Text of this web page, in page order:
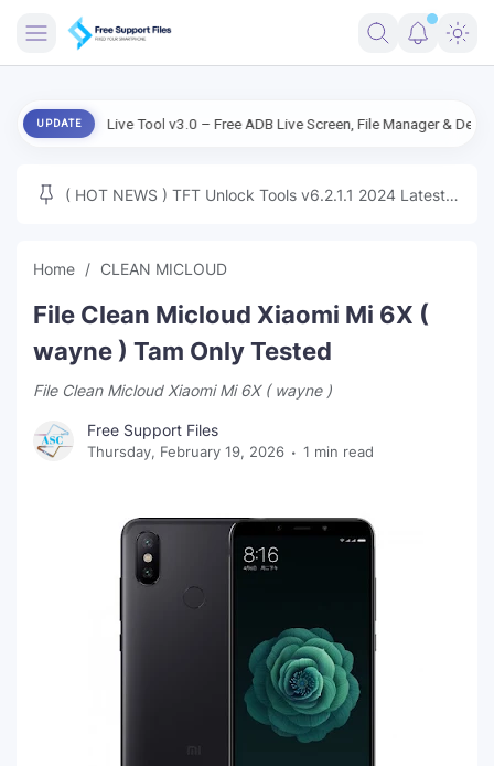
ENG FIRMWARE
MICLOUD
NEXT
TUTORIAL
FFU UFI
UPDATE
Live Tool v3.0 – Free ADB Live Screen, File Manager & Device
( HOT NEWS ) TFT Unlock Tools v6.2.1.1 2024 Latest
Home CLEAN MICLOUD
File Clean Micloud Xiaomi Mi 6X (
wayne ) Tam Only Tested
File Clean Micloud Xiaomi Mi 6X ( wayne )
Free Support Files
Thursday, February 19, 2026 1 min read